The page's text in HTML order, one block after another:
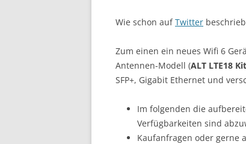
Wie schon aufTwitter
Zum einen ein neues Wifi 6
Antennen-Modell (ALT LTE18 Kit
SFP+, Gigabit Ethernet und
Im folgenden die
Verfügbarkeiten sind
Kaufanfragen oder gerne